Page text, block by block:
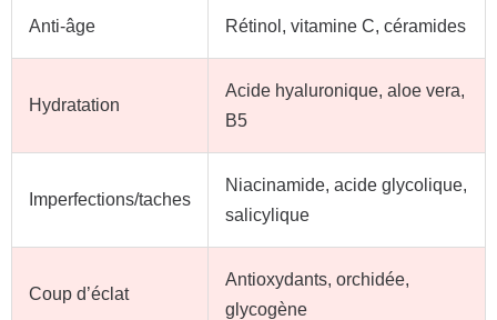
Anti-âge Rétinol, vitamine C, céramides
Hydratation
Acide hyaluronique, aloe vera,
B5
Imperfections/taches
Niacinamide, acide glycolique,
salicylique
Coup d’éclat
Antioxydants, orchidée,
glycogène